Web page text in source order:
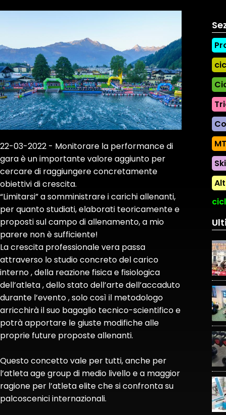
22-03-2022 - Monitorare la performance di
gara è un importante valore aggiunto per
cercare di raggiungere concretamente
obiettivi di crescita.
“Limitarsi” a somministrare i carichi allenanti,
per quanto studiati, elaborati teoricamente e
proposti sul campo di allenamento, a mio
parere non è sufficiente!
La crescita professionale vera passa
attraverso lo studio concreto del carico
interno , della reazione fisica e fisiologica
dell’atleta , dello stato dell’arte dell’accaduto
durante l’evento , solo così il metodologo
arricchirà il suo bagaglio tecnico-scientifico e
potrà apportare le giuste modifiche alle
proprie future proposte allenanti.
Questo concetto vale per tutti, anche per
l’atleta age group di medio livello e a maggior
ragione per l’atleta elite che si confronta su
palcoscenici internazionali.